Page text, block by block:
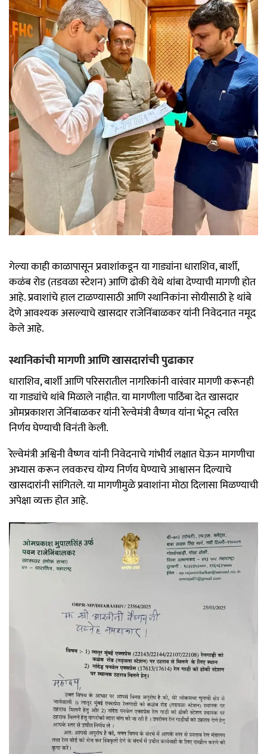
गेल्या काही काळापासून प्रवाशांकडून या गाड्यांना धाराशिव, बार्शी,
कळंब रोड (तडवळा स्टेशन) आणि ढोकी येथे थांबा देण्याची मागणी होत
आहे. प्रवाशांचे हाल टाळण्यासाठी आणि स्थानिकांना सोयीसाठी हे थांबे
देणे आवश्यक असल्याचे खासदार राजेनिंबाळकर यांनी निवेदनात नमूद
केले आहे.
स्थानिकांची मागणी आणि खासदारांची पुढाकार
धाराशिव, बार्शी आणि परिसरातील नागरिकांनी वारंवार मागणी करूनही
या गाड्यांचे थांबे मिळाले नाहीत. या मागणीला पाठिंबा देत खासदार
ओमप्रकाशरा जेनिंबाळकर यांनी रेल्वेमंत्री वैष्णव यांना भेटून त्वरित
निर्णय घेण्याची विनंती केली.
रेल्वेमंत्री अश्विनी वैष्णव यांनी निवेदनाचे गांभीर्य लक्षात घेऊन मागणीचा
अभ्यास करून लवकरच योग्य निर्णय घेण्याचे आश्वासन दिल्याचे
खासदारांनी सांगितले. या मागणीमुळे प्रवाशांना मोठा दिलासा मिळण्याची
अपेक्षा व्यक्त होत आहे.